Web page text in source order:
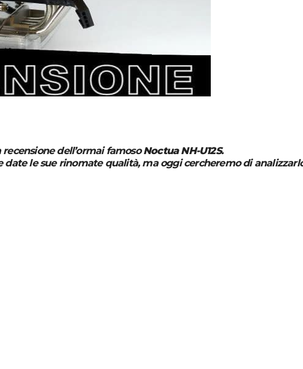
dell’ormai famosoNoctua NH-U12S.
le sue rinomate qualità, ma oggi cercheremo di